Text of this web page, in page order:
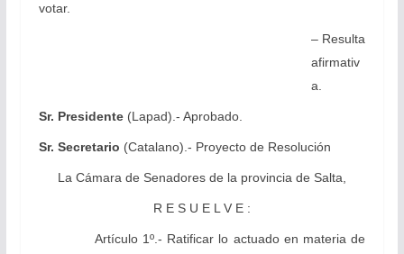
votar.
– Resulta
afirmativ
a.
Sr. Presidente(Lapad).- Aprobado.
Sr. Secretario (Catalano).- Proyecto de Resolución
La Cámarade Senadores de la provincia de Salta,
R E S U E L V E :
Artículo 1º.- Ratificar lo actuado en materia de